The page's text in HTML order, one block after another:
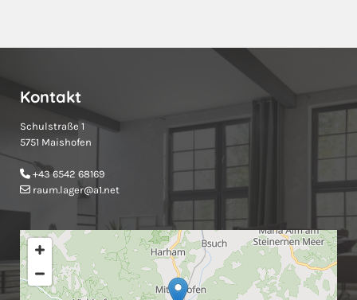
Kontakt
Schulstraße 1
5751 Maishofen
 +43 6542 68169
 raum.lager@a1.net